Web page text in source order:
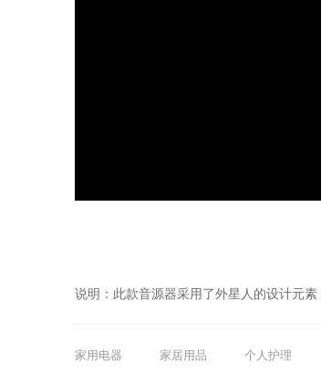
说明：此款音源器采用了外星人的设计元
家用电器 家居用品 个人护理